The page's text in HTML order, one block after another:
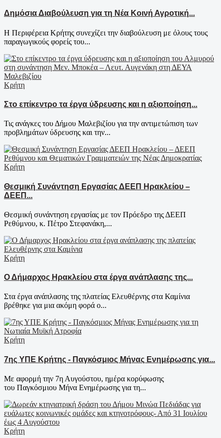
Δημόσια Διαβούλευση για τη Νέα Κοινή Αγροτική...
Η Περιφέρεια Κρήτης συνεχίζει την διαβούλευση με όλους τους
παραγωγικούς φορείς του...
Κρήτη
Στο επίκεντρο τα έργα ύδρευσης και η αξιοποίηση...
Τις ανάγκες του Δήμου Μαλεβιζίου για την αντιμετώπιση των
προβλημάτων ύδρευσης και την...
Κρήτη
Θεσμική Συνάντηση Εργασίας ΔΕΕΠ Ηρακλείου –
ΔΕΕΠ...
Θεσμική συνάντηση εργασίας με τον Πρόεδρο της ΔΕΕΠ
Ρεθύμνου, κ. Πέτρο Στεφανάκη,...
Κρήτη
Ο Δήμαρχος Ηρακλείου στα έργα ανάπλασης της...
Στα έργα ανάπλασης της πλατείας Ελευθέρνης στα Καμίνια
βρέθηκε για μια ακόμη φορά ο...
Κρήτη
7ης ΥΠΕ Κρήτης - Παγκόσμιος Μήνας Ενημέρωσης για...
Με αφορμή την 7η Αυγούστου, ημέρα κορύφωσης
του Παγκόσμιου Μήνα Ενημέρωσης για τη...
Κρήτη